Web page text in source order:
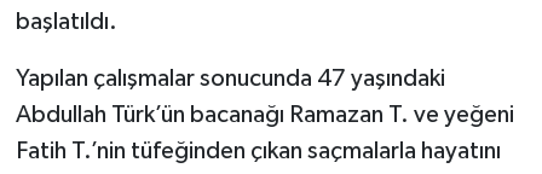
başlatıldı.
Yapılan çalışmalar sonucunda 47 yaşındaki
Abdullah Türk’ün bacanağı Ramazan T. ve yeğeni
Fatih T.’nin tüfeğinden çıkan saçmalarla hayatını